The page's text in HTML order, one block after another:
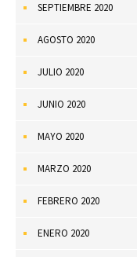
SEPTIEMBRE 2020
AGOSTO 2020
JULIO 2020
JUNIO 2020
MAYO 2020
MARZO 2020
FEBRERO 2020
ENERO 2020